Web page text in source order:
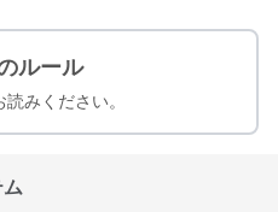
ルール
みください。